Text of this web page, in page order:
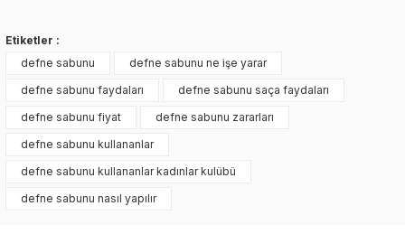
Kurşunlu Han Baharatları
Etiketler :
defne sabunu
defne sabunu ne işe yarar
defne sabunu faydaları
defne sabunu saça faydaları
defne sabunu fiyat
defne sabunu zararları
defne sabunu kullananlar
defne sabunu kullananlar kadınlar kulübü
defne sabunu nasıl yapılır